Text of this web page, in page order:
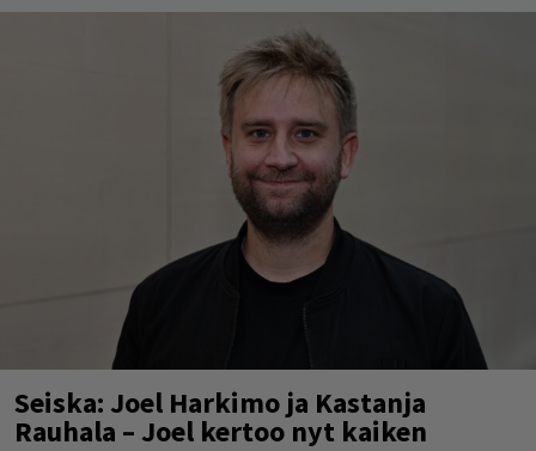
Seiska: Joel Harkimo ja Kastanja
Rauhala – Joel kertoo nyt kaiken